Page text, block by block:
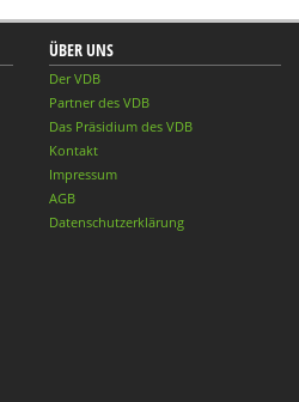
ÜBER UNS
Der VDB
Partner des VDB
Das Präsidium des VDB
Kontakt
Impressum
AGB
Datenschutzerklärung